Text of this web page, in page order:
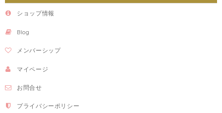
ショップ情報
Blog
メンバーシップ
マイページ
お問合せ
プライバシーポリシー